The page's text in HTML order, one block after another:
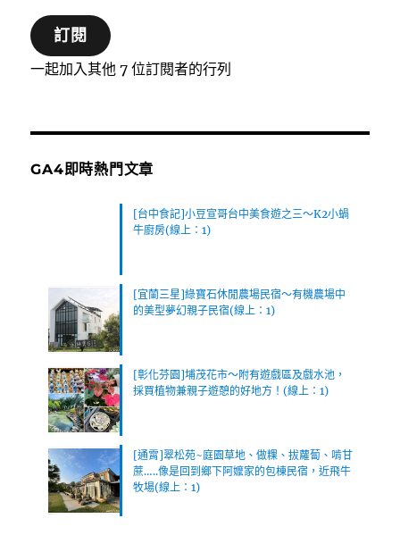
郵
件
位
訂閱
一起加入其他 7 位訂閱者的行列
GA4即時熱門文章
[台中食記]小豆宣哥台中美食遊之三～K2小蝸
牛廚房(線上：1)
[宜蘭三星]綠寶石休閒農場民宿～有機農場中
的美型夢幻親子民宿(線上：1)
[彰化芬園]埔茂花市～附有遊戲區及戲水池，
採買植物兼親子遊憩的好地方！(線上：1)
[通霄]翠松苑~庭園草地、做粿、拔蘿蔔、啃甘
蔗…..像是回到鄉下阿嬤家的包棟民宿，近飛牛
牧場(線上：1)